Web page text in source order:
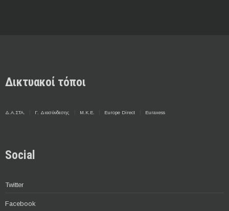
Δικτυακοί τόποι
Δ.Α.ΣΤΑ. Γ. Διασύνδεσης Μ.Κ.Ε. Europe Direct Euraxess
Social
Twitter
Facebook